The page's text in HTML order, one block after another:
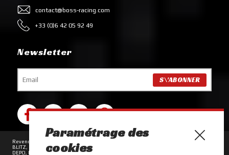
contact@boss-racing.com
+33 (0)6 42 05 92 49
Newsletter
Revendeur des marques ACL, AEM, AISIN, ALCON, ARP, AUTOBAHN88, BC RACING,
BLITZ, BRIAN CROWER, COMETIC, D2 RACING, DARTON, DAYCO, DBA, DENSO,
DEPO, EBC, EIBACH, EXEDY, FORGE MOTORSPORT, GARRETT, GRAMS, HALTECH,
Paramétrage des
cookies